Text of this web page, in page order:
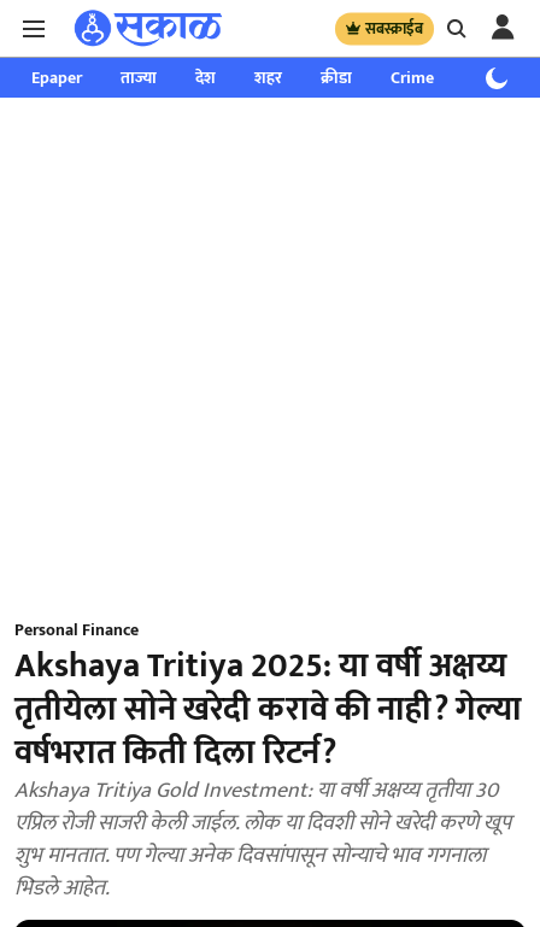
सबस्क्राईब
Epaper ताज्या देश शहर क्रीडा Crime साप्ताहिक
Personal Finance
Akshaya Tritiya 2025: या वर्षी अक्षय्य
तृतीयेला सोने खरेदी करावे की नाही? गेल्या
वर्षभरात किती दिला रिटर्न?
Akshaya Tritiya Gold Investment: या वर्षी अक्षय्य तृतीया 30
एप्रिल रोजी साजरी केली जाईल. लोक या दिवशी सोने खरेदी करणे खूप
शुभ मानतात. पण गेल्या अनेक दिवसांपासून सोन्याचे भाव गगनाला
भिडले आहेत.